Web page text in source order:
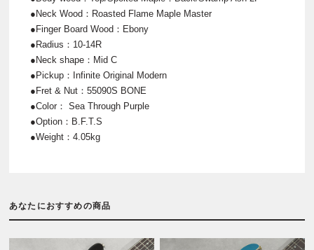
●Neck Wood：Roasted Flame Maple Master
●Finger Board Wood：Ebony
●Radius：10-14R
●Neck shape：Mid C
●Pickup：Infinite Original Modern
●Fret & Nut：55090S BONE
●Color： Sea Through Purple
●Option：B.F.T.S
●Weight：4.05kg
あなたにおすすめの商品